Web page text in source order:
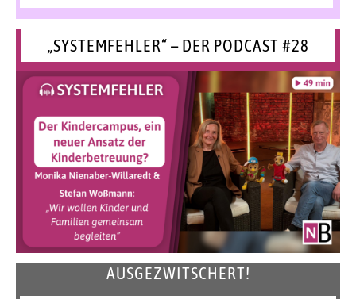
„SYSTEMFEHLER“ – DER PODCAST #28
AUSGEZWITSCHERT!